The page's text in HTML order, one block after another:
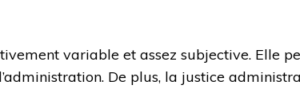
variable et assez subjective. Elle
De plus, la justice